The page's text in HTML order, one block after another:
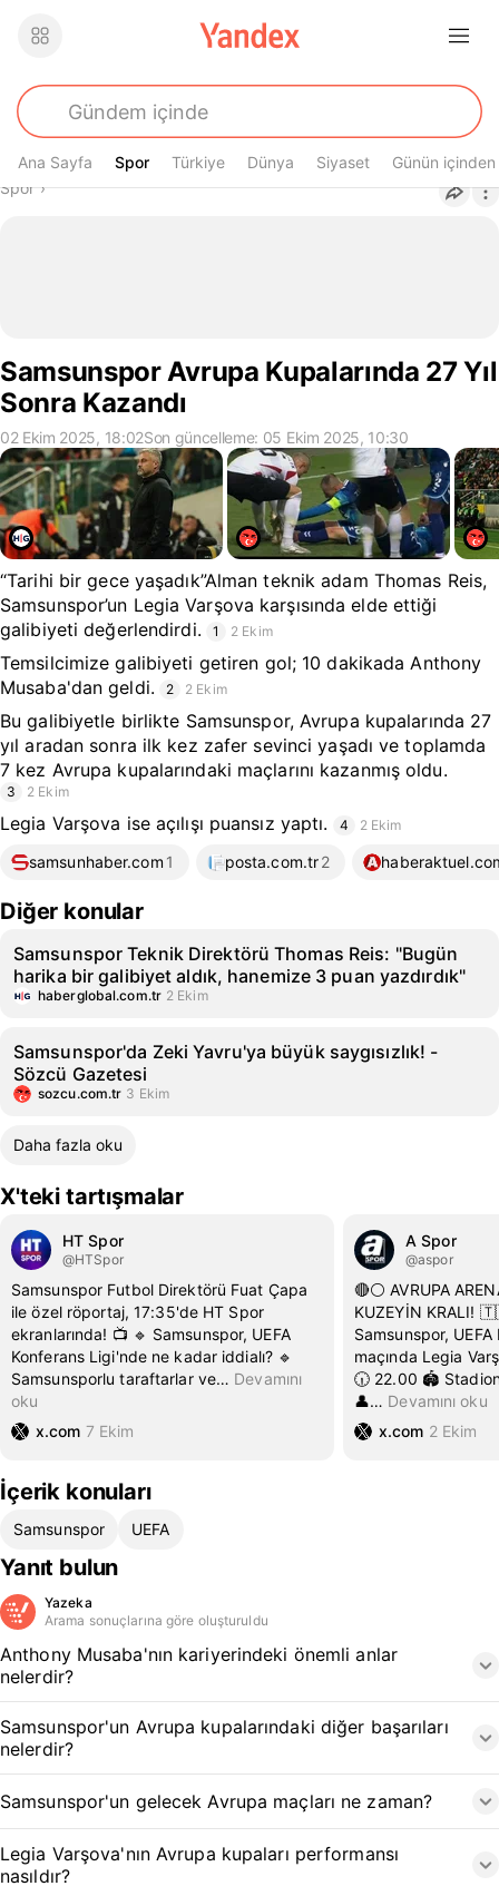
Ana Sayfa Spor
Spor Türkiye Dünya Siyaset Günün içinden
Buradasın
Spor›
Samsunspor Avrupa Kupalarında 27 Yıl
Sonra Kazandı
02 Ekim 2025, 18:02Son güncelleme: 05 Ekim 2025, 10:30
“Tarihi bir gece yaşadık”Alman teknik adam Thomas Reis,
Samsunspor’un Legia Varşova karşısında elde ettiği
galibiyeti değerlendirdi.
1 2 Ekim
Temsilcimize galibiyeti getiren gol; 10 dakikada Anthony
Musaba'dan geldi.
2 2 Ekim
Bu galibiyetle birlikte Samsunspor, Avrupa kupalarında 27
yıl aradan sonra ilk kez zafer sevinci yaşadı ve toplamda
7 kez Avrupa kupalarındaki maçlarını kazanmış oldu.
3 2 Ekim
Legia Varşova ise açılışı puansız yaptı. 4 2 Ekim
samsunhaber.com 1 posta.com.tr2
Diğer konular
Samsunspor Teknik Direktörü Thomas Reis: "Bugün
harika bir galibiyet aldık, hanemize 3 puan yazdırdık"
haberglobal.com.tr 2 Ekim
Samsunspor'da Zeki Yavru'ya büyük saygısızlık! -
Sözcü Gazetesi
sozcu.com.tr 3 Ekim
Daha fazla oku
X'teki tartışmalar
HT Spor
@HTSpor
Samsunspor Futbol Direktörü Fuat Çapa
ile özel röportaj, 17:35'de HT Spor
ekranlarında! 📺 🔹 Samsunspor, UEFA
Konferans Ligi'nde ne kadar iddialı? 🔹
Samsunsporlu taraftarlar ve… Devamını
oku
x.com 7 Ekim
A Spor
@aspor
🔴⚪️ AVRUPA
KUZEYİN KRALI!
Samsunspor,
maçında Legia
🕡 22.00 🏟
👤… Devamını oku
x.com 2 Ekim
İçerik konuları
Samsunspor UEFA
Yanıt bulun
Yazeka
Arama sonuçlarına göre oluşturuldu
Anthony Musaba'nın kariyerindeki önemli anlar
nelerdir?
Samsunspor'un Avrupa kupalarındaki diğer başarıları
nelerdir?
Samsunspor'un gelecek Avrupa maçları ne zaman?
Legia Varşova'nın Avrupa kupaları performansı
nasıldır?